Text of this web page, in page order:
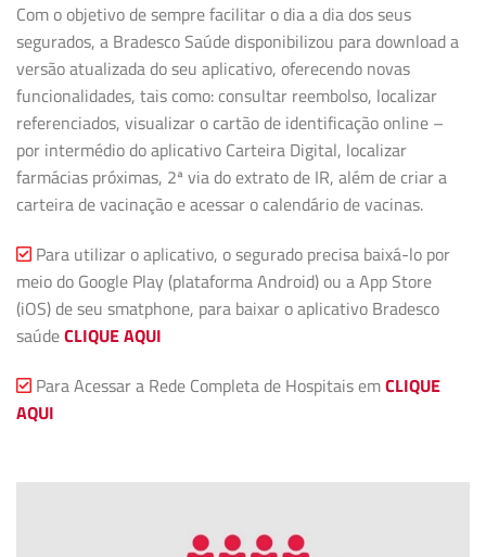
Com o objetivo de sempre facilitar o dia a dia dos seus
segurados, a Bradesco Saúde disponibilizou para download a
versão atualizada do seu aplicativo, oferecendo novas
funcionalidades, tais como: consultar reembolso, localizar
referenciados, visualizar o cartão de identificação online –
por intermédio do aplicativo Carteira Digital, localizar
farmácias próximas, 2ª via do extrato de IR, além de criar a
carteira de vacinação e acessar o calendário de vacinas.
Para utilizar o aplicativo, o segurado precisa baixá-lo por
meio do Google Play (plataforma Android) ou a App Store
(iOS) de seu smatphone, para baixar o aplicativo Bradesco
saúdeCLIQUE AQUI
Para Acessar a Rede Completa de Hospitais emCLIQUE
AQUI